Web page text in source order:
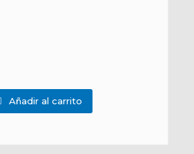
Añadir al carrito